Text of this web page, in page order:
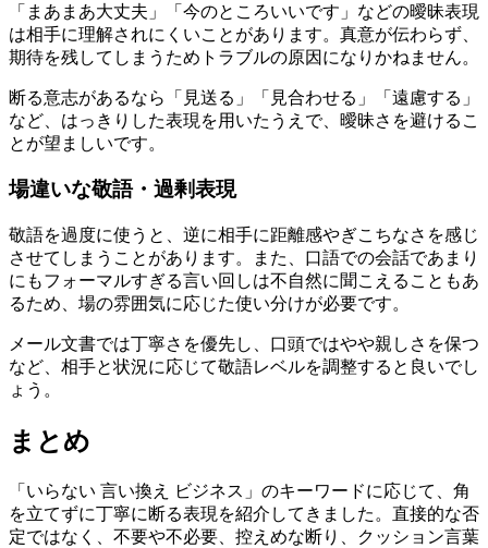
「まあまあ大丈夫」「今のところいいです」などの曖昧表現
は相手に理解されにくいことがあります。真意が伝わらず、
期待を残してしまうためトラブルの原因になりかねません。
断る意志があるなら「見送る」「見合わせる」「遠慮する」
など、はっきりした表現を用いたうえで、曖昧さを避けるこ
とが望ましいです。
場違いな敬語・過剰表現
敬語を過度に使うと、逆に相手に距離感やぎこちなさを感じ
させてしまうことがあります。また、口語での会話であまり
にもフォーマルすぎる言い回しは不自然に聞こえることもあ
るため、場の雰囲気に応じた使い分けが必要です。
メール文書では丁寧さを優先し、口頭ではやや親しさを保つ
など、相手と状況に応じて敬語レベルを調整すると良いでし
ょう。
まとめ
「いらない 言い換え ビジネス」のキーワードに応じて、角
を立てずに丁寧に断る表現を紹介してきました。直接的な否
定ではなく、不要や不必要、控えめな断り、クッション言葉